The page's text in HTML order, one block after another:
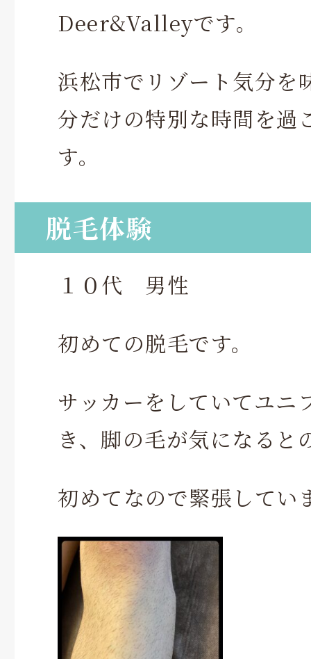
Deer&Valleyです。
浜松市でリゾート気分を
分だけの特別な時間を過
す。
脱毛体験
１０代 男性
初めての脱毛です。
サッカーをしていてユニ
き、脚の毛が気になると
初めてなので緊張してい